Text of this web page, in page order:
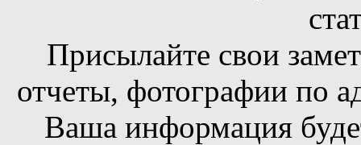
Присылайте свои
отчеты, фотографии по
Ваша информация